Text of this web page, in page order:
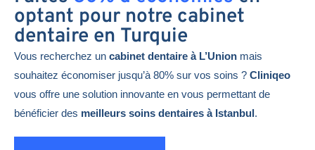
optant pour notre cabinet
dentaire en Turquie
Vous recherchez un cabinet dentaire à L’Union mais
souhaitez économiser jusqu’à 80% sur vos soins ? Cliniqeo
vous offre une solution innovante en vous permettant de
bénéficier des meilleurs soins dentaires à Istanbul.